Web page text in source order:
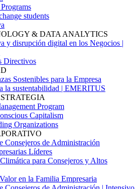
students
& DATA ANALYTICS
y disrupción digital en los Negocios |
Directivos
Sostenibles para la Empresa
la sustentabilidad | EMERITUS
Program
Capitalism
Organizations
Consejeros de Administración
Líderes
para Consejeros y Altos
en la Familia Empresaria